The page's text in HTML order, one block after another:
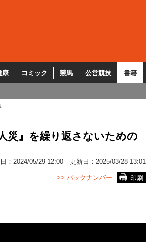
康 コミック 競馬 公営競技 書籍
災』を繰り返さないための
： 2024/05/29 12:00 更新日： 2025/03/28 13:01
印刷
>> バックナンバー